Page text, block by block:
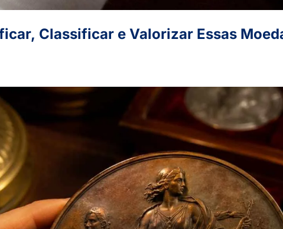
Classificar e Valorizar Essas